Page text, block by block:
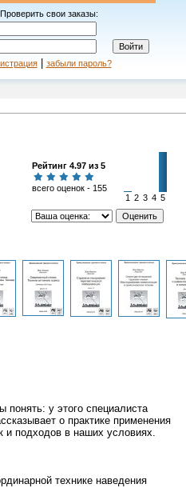
Проверить свои заказы:
| забыли пароль?
Рейтинг 4.97 из 5
всего оценок - 155
1 2 3 4 5
понять: у этого специалиста
о практике применения
и подходов в наших условиях.
технике наведения